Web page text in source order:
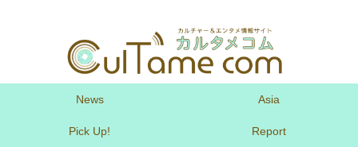
News Asia
Pick Up! Report